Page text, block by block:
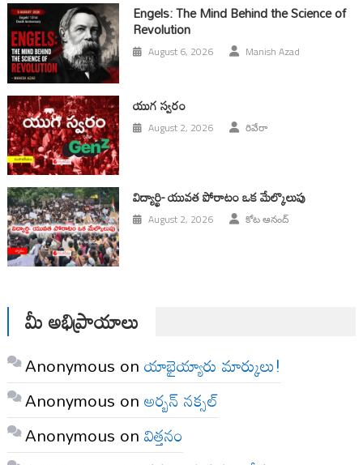
Engels: The Mind Behind the Science of
Revolution
August 6, 2026 Manish Azad
యుగ స్వ‌రం
August 2, 2026 రివేరా
విద్యార్థి- యువత పోరాటం ఒక మేల్కొలుపు
August 2, 2026 కోట ఆనంద్
మీ అభిప్రాయాలు
Anonymous onయాభైయ్యారు మార్కులు!
Anonymous onఅర్బన్ నక్సల్
Anonymous onవిత్తనం